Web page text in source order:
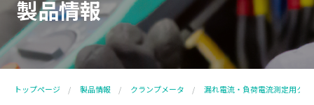
製品情報
トップページ 製品情報 クランプメータ 漏れ電流・負荷電流測定用ク